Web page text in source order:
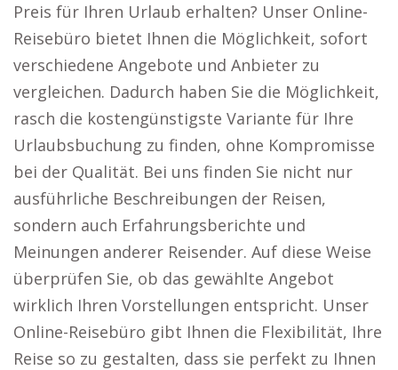
Preis für Ihren Urlaub erhalten? Unser Online-
Reisebüro bietet Ihnen die Möglichkeit, sofort
verschiedene Angebote und Anbieter zu
vergleichen. Dadurch haben Sie die Möglichkeit,
rasch die kostengünstigste Variante für Ihre
Urlaubsbuchung zu finden, ohne Kompromisse
bei der Qualität. Bei uns finden Sie nicht nur
ausführliche Beschreibungen der Reisen,
sondern auch Erfahrungsberichte und
Meinungen anderer Reisender. Auf diese Weise
überprüfen Sie, ob das gewählte Angebot
wirklich Ihren Vorstellungen entspricht. Unser
Online-Reisebüro gibt Ihnen die Flexibilität, Ihre
Reise so zu gestalten, dass sie perfekt zu Ihnen